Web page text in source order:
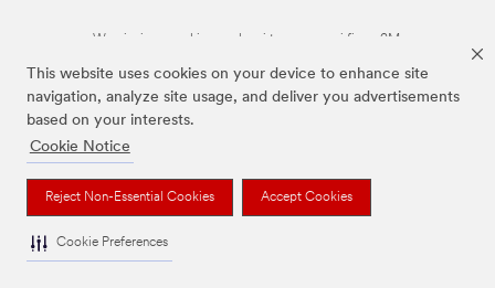
This website uses cookies on your device to enhance site
navigation, analyze site usage, and deliver you advertisements
based on your interests.
Cookie Notice
Reject Non-Essential Cookies Accept Cookies
Cookie Preferences
Wymienione marki są znakami towarowymi firmy 3M.